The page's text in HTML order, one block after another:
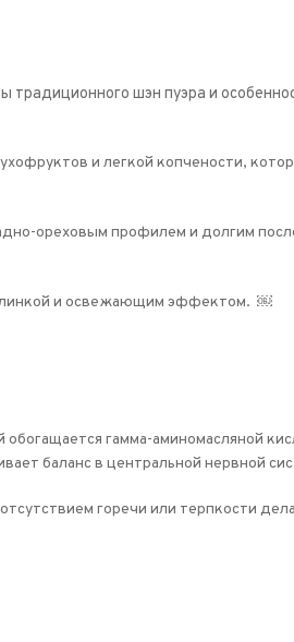
шэн пуэра и
и легкой копчености,
ореховым профилем и долгим
и освежающим эффектом. ￼
гамма-аминомасляной
баланс в центральной нервной
горечи или терпкости